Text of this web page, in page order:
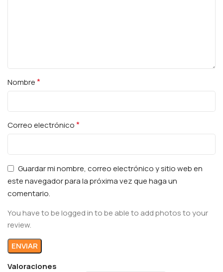
Valoraciones
Nombre*
Correo electrónico*
Guardar mi nombre, correo electrónico y sitio web en
este navegador para la próxima vez que haga un
comentario.
You have to be logged in to be able to add photos to your
review.